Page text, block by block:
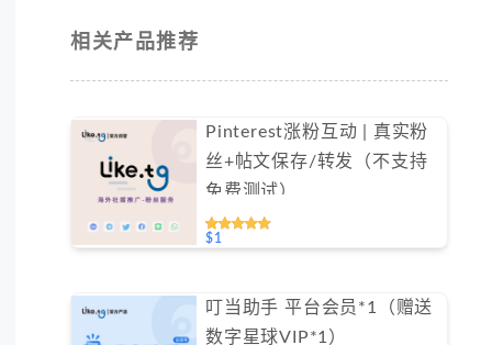
相关产品推荐
Pinterest涨粉互动 | 真实粉
丝+帖文保存/转发（不支持
免费测试）
$1
叮当助手 平台会员*1（赠送
数字星球VIP*1）